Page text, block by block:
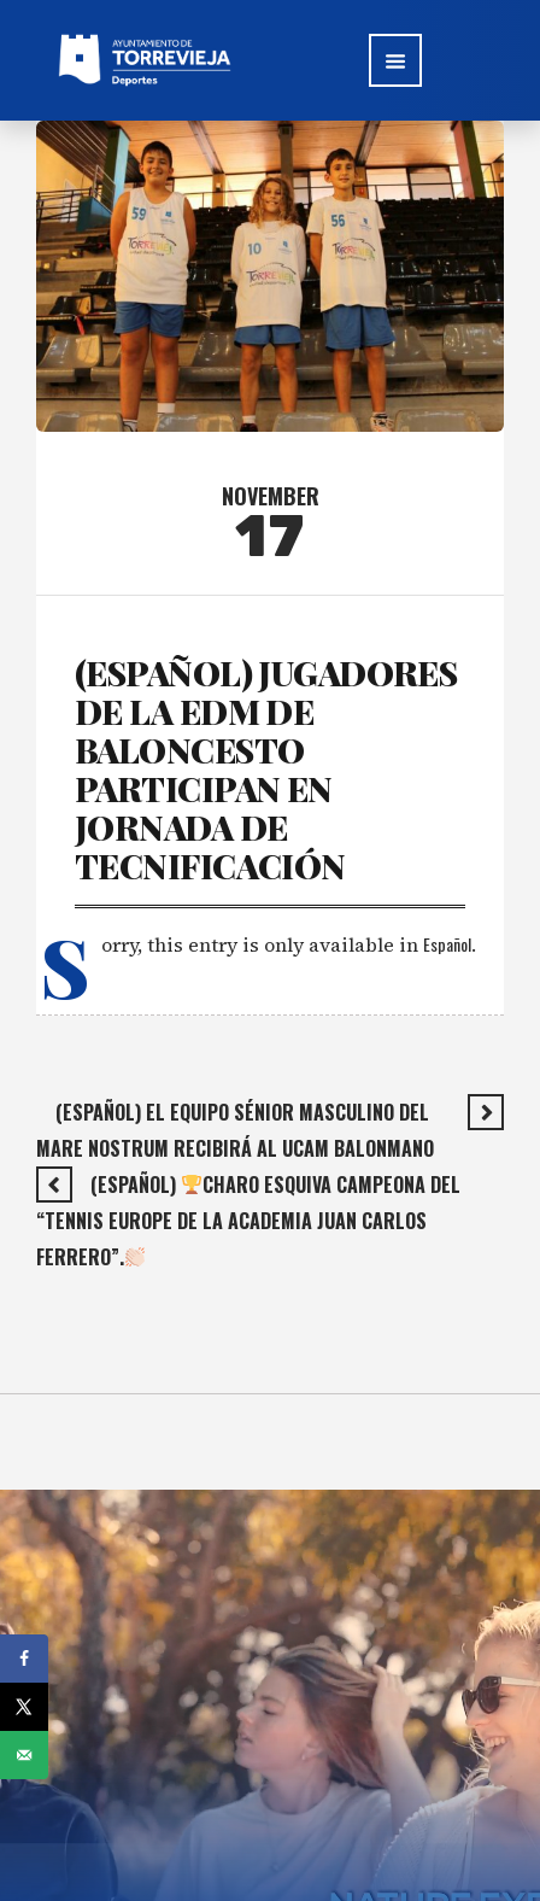
NOVEMBER
17
(ESPAÑOL) JUGADORES
DE LA EDM DE
BALONCESTO
PARTICIPAN EN
JORNADA DE
TECNIFICACIÓN
S orry, this entry is only available in Español.
(ESPAÑOL) EL EQUIPO SÉNIOR MASCULINO DEL
MARE NOSTRUM RECIBIRÁ AL UCAM BALONMANO
(ESPAÑOL)
CHARO ESQUIVA CAMPEONA DEL
“TENNIS EUROPE DE LA ACADEMIA JUAN CARLOS
FERRERO”.